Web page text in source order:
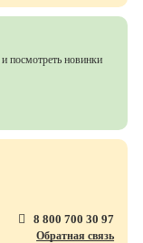
8 800 700 30 97
Обратная связь
и посмотреть новинки